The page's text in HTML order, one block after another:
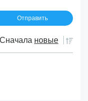
Сначала новые